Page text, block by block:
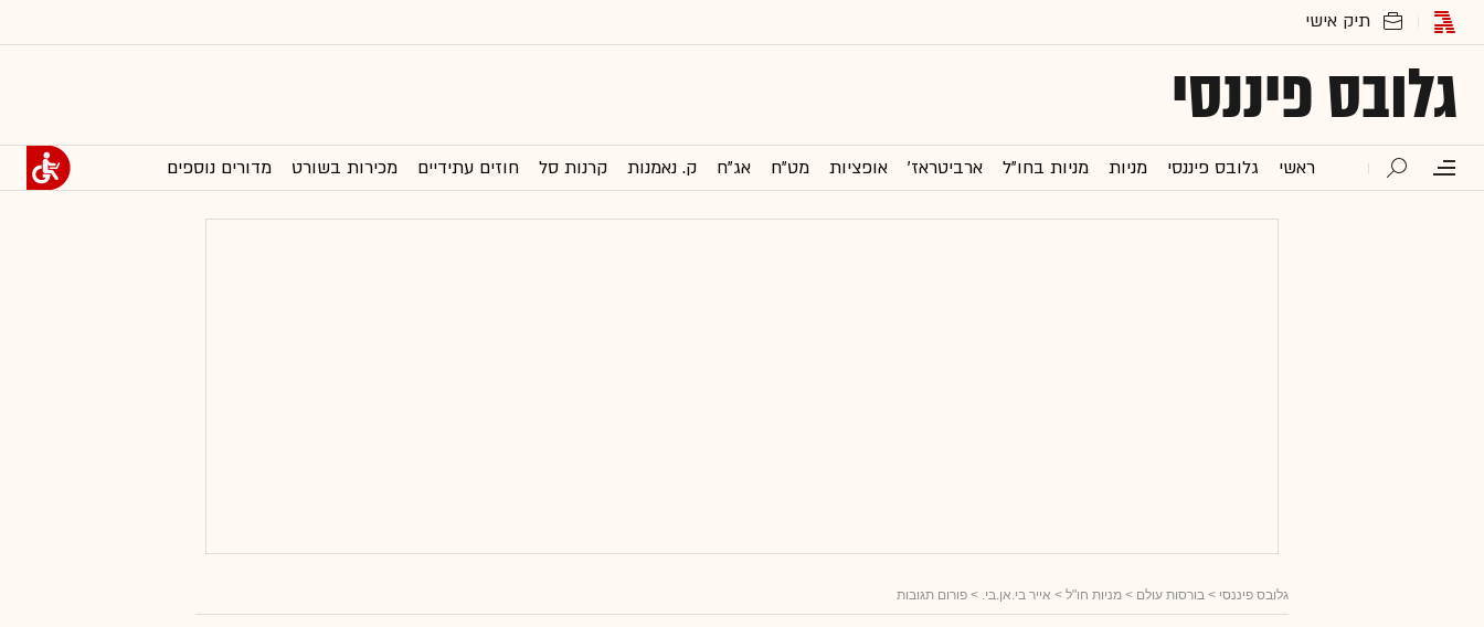
גלובס פיננסי
ראשי גלובס פיננסי מניות מניות בחו"ל ארביטראז' אופציות מט"ח אג"ח ק. נאמנות קרנות סל חוזים עתידיים מכירות בשורט מדורים נוספים
גלובס פיננסי > בורסות עולם > מניות חו"ל > אייר בי.אן.בי. > פורום תגובות